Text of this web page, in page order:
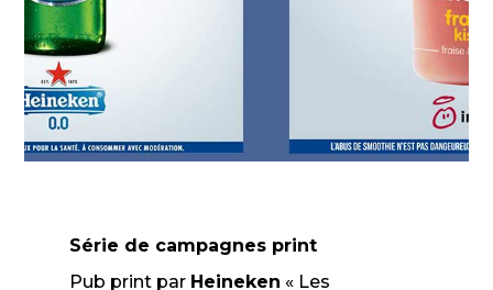
Série de campagnes print
Pub print par Heineken « Les